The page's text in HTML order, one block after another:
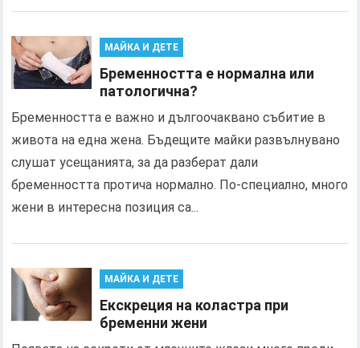
МАЙКА И ДЕТЕ
Бременността е нормална или
патологична?
Бременността е важно и дългоочаквано събитие в
живота на една жена. Бъдещите майки развълнувано
слушат усещанията, за да разберат дали
бременността протича нормално. По-специално, много
жени в интересна позиция са...
МАЙКА И ДЕТЕ
Екскреция на коластра при
бременни жени